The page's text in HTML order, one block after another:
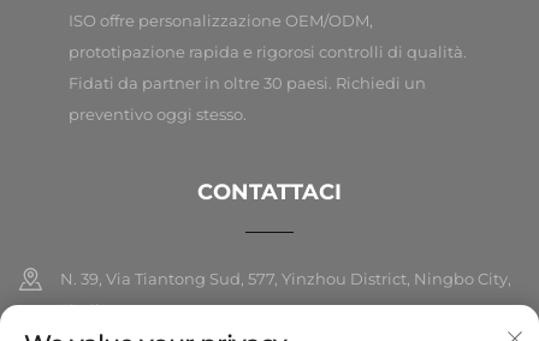
ISO offre personalizzazione OEM/ODM,
prototipazione rapida e rigorosi controlli di qualità.
Fidati da partner in oltre 30 paesi. Richiedi un
preventivo oggi stesso.
CONTATTACI
N. 39, Via Tiantong Sud, 577, Yinzhou District, Ningbo City,
Zhejiang